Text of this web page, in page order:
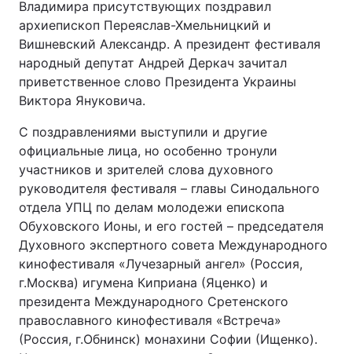
Владимира присутствующих поздравил
архиепископ Переяслав-Хмельницкий и
Вишневский Александр. А президент фестиваля
народный депутат Андрей Деркач зачитал
приветственное слово Президента Украины
Виктора Януковича.
С поздравлениями выступили и другие
официальные лица, но особенно тронули
участников и зрителей слова духовного
руководителя фестиваля – главы Синодального
отдела УПЦ по делам молодежи епископа
Обуховского Ионы, и его гостей – председателя
Духовного экспертного совета Международного
кинофестиваля «Лучезарный ангел» (Россия,
г.Москва) игумена Киприана (Яценко) и
президента Международного Сретенского
православного кинофестиваля «Встреча»
(Россия, г.Обнинск) монахини Софии (Ищенко).